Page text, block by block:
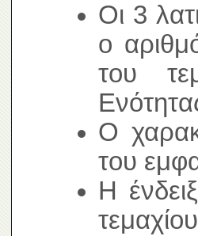
Οι 3
ο
του
Ο
του
Η